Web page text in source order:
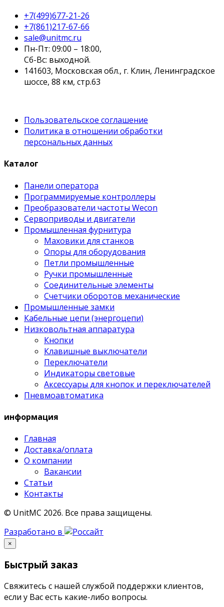
+7(499)677-21-26
+7(861)217-67-66
sale@unitmc.ru
Пн-Пт: 09:00 – 18:00,
Сб-Вс: выходной.
141603, Московская обл., г. Клин, Ленинградское
шоссе, 88 км, стр.63
Пользовательское соглашение
Политика в отношении обработки
персональных данных
Каталог
Панели оператора
Программируемые контроллеры
Преобразователи частоты Wecon
Сервоприводы и двигатели
Промышленная фурнитура
Маховики для станков
Опоры для оборудования
Петли промышленные
Ручки промышленные
Соединительные элементы
Счетчики оборотов механические
Промышленные замки
Кабельные цепи (энергоцепи)
Низковольтная аппаратура
Кнопки
Клавишные выключатели
Переключатели
Индикаторы световые
Аксессуары для кнопок и переключателей
Пневмоавтоматика
информация
Главная
Доставка/оплата
О компании
Вакансии
Статьи
Контакты
© UnitMC 2026. Все права защищены.
Разработано в
×
Быстрый заказ
Свяжитесь с нашей службой поддержки клиентов,
если у Вас есть какие-либо вопросы.